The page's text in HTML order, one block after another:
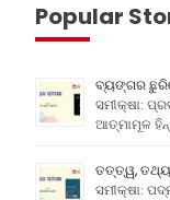
Popular
ବ୍ୟଙ୍ଗର
ସମୀକ୍ଷା:
ଆତ୍ମାମୂଳ
ତତ୍ତ୍ୱ,
ସମୀକ୍ଷା: